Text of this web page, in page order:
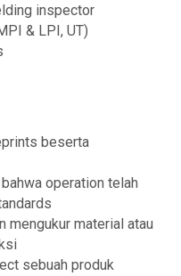
inspector
& LPI, UT)
beserta
operation telah
mengukur material atau
sebuah produk